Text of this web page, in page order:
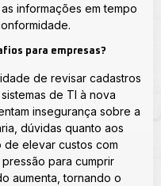
informações em tempo
para empresas?
de revisar cadastros
de TI à nova
insegurança sobre a
dúvidas quanto aos
elevar custos com
para cumprir
aumenta, tornando o